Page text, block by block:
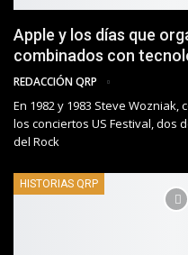
Apple y los días que
combinados con
REDACCIÓN QRP
En 1982 y 1983 Steve
los conciertos US Festival, dos
del Rock
HISTORIAS QRP